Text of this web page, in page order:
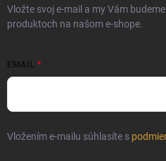
Vložte svoj e-mail a my Vám
produktoch na našom e-shope.
EMAIL
Vložením e-mailu súhlasíte s